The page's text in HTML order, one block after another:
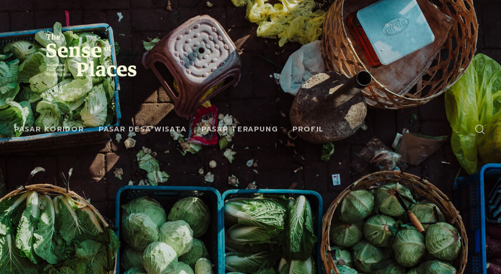
PASAR KORIDOR PASAR DESA WISATA PASAR TERAPUNG PROFIL